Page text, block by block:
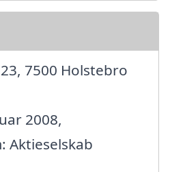
7500 Holstebro
2008,
Aktieselskab